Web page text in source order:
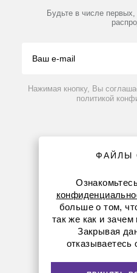
Производители
Партнеры
Контакты
Будьте в числе первых,
Нажимая кнопку, Вы
политикой
8 (800)
+7 (923)
ФАЙЛЫ
больше о том,
так же как и
Закрывая
отказываетесь